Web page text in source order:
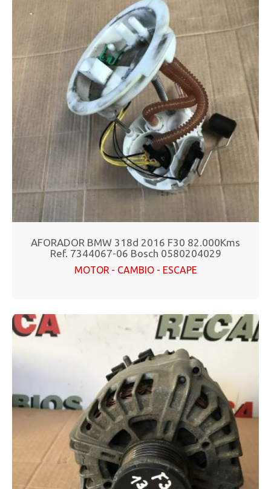
AFORADOR BMW 318d 2016 F30 82.000Kms
Ref. 7344067-06 Bosch 0580204029
MOTOR - CAMBIO - ESCAPE